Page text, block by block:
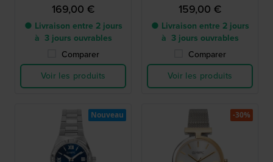
169,00 €
● Livraison entre 2 jours
à 3 jours ouvrables
Comparer
Voir les produits
159,00 €
● Livraison entre 2 jours
à 3 jours ouvrables
Comparer
Voir les produits
Nouveau -30%